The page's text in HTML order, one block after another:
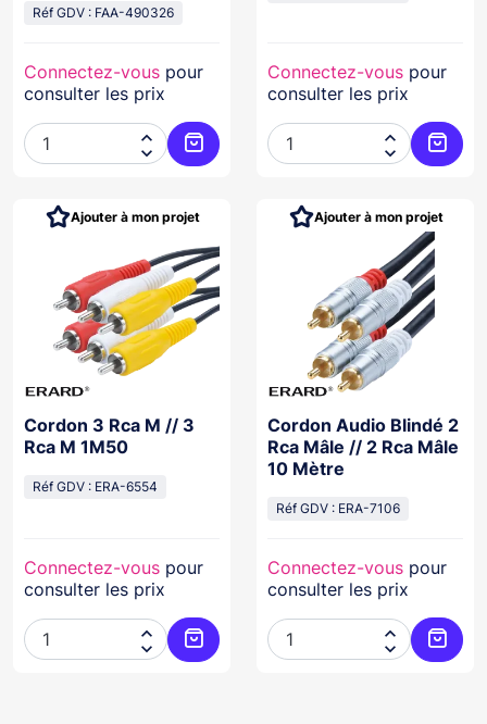
Réf GDV : FAA-490326
Connectez-vous pour
consulter les prix


Ajouter au panier
Connectez-vous pour
consulter les prix


Cordon 3 Rca M // 3
Rca M 1M50
Réf GDV : ERA-6554
Connectez-vous pour
consulter les prix


Ajouter au panier
Ajouter à mon projet
Cordon Audio Blindé 2
Rca Mâle // 2 Rca Mâle
10 Mètre
Réf GDV : ERA-7106
Connectez-vous pour
consulter les prix


Ajouter à mon projet